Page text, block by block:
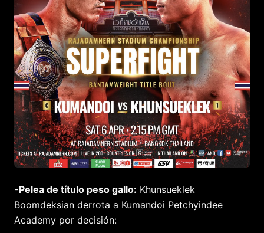
-Pelea de título peso gallo: Khunsueklek
Boomdeksian derrota a Kumandoi Petchyindee
Academy por decisión: